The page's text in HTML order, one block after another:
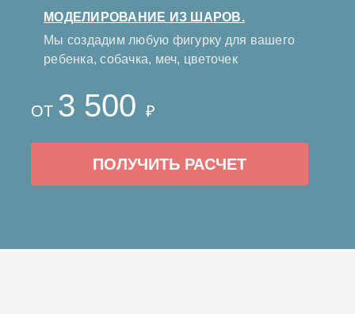
МОДЕЛИРОВАНИЕ ИЗ ШАРОВ.
Мы создадим любую фигурку для вашего
ребенка, собачка, меч, цветочек
ОТ 3 500 ₽
ПОЛУЧИТЬ РАСЧЕТ